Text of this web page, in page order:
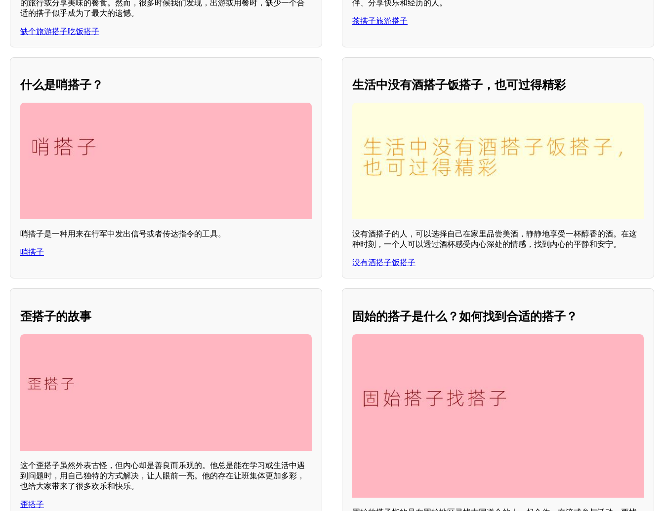
的旅行或分享美味的餐食。然而，很多时候我们发现，出游或用餐时，缺少一个合
适的搭子似乎成为了最大的遗憾。
缺个旅游搭子吃饭搭子
伴、分享快乐和经历的人。
茶搭子旅游搭子
什么是哨搭子？
哨搭子是一种用来在行军中发出信号或者传达指令的工具。
哨搭子
生活中没有酒搭子饭搭子，也可过得精彩
没有酒搭子的人，可以选择自己在家里品尝美酒，静静地享受一杯醇香的酒。在这
种时刻，一个人可以透过酒杯感受内心深处的情感，找到内心的平静和安宁。
没有酒搭子饭搭子
歪搭子的故事
这个歪搭子虽然外表古怪，但内心却是善良而乐观的。他总是能在学习或生活中遇
到问题时，用自己独特的方式解决，让人眼前一亮。他的存在让班集体更加多彩，
也给大家带来了很多欢乐和快乐。
歪搭子
固始的搭子是什么？如何找到合适的搭子？